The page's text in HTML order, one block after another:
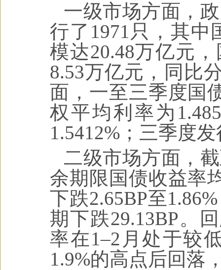
一级市场方面，
行了1971只，其中
模达20.48万亿元
8.53万亿元，同比
面，一至三季度国
权平均利率为
1.5412%；三季度
二级市场方面，
余期限国债收益率
下跌2.65BP至
期下跌29.13BP。
率在1–2月处于较
1.9%的高点后回落